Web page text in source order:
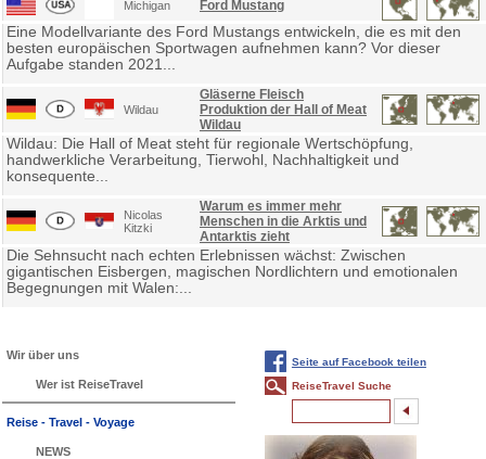
Michigan Ford Mustang
Eine Modellvariante des Ford Mustangs entwickeln, die es mit den
besten europäischen Sportwagen aufnehmen kann? Vor dieser
Aufgabe standen 2021...
Wildau
Gläserne Fleisch
Produktion der Hall of Meat
Wildau
Wildau: Die Hall of Meat steht für regionale Wertschöpfung,
handwerkliche Verarbeitung, Tierwohl, Nachhaltigkeit und
konsequente...
Nicolas
Kitzki
Warum es immer mehr
Menschen in die Arktis und
Antarktis zieht
Die Sehnsucht nach echten Erlebnissen wächst: Zwischen
gigantischen Eisbergen, magischen Nordlichtern und emotionalen
Begegnungen mit Walen:...
Wir über uns
Wer ist ReiseTravel
Reise - Travel - Voyage
NEWS
Seite auf Facebook teilen
ReiseTravel Suche